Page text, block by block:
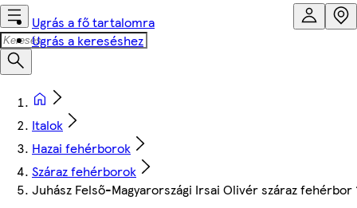
Ugrás a fő tartalomra
Ugrás a kereséshez
Italok
Hazai fehérborok
Száraz fehérborok
Juhász Felső-Magyarországi Irsai Olivér száraz fehérbor